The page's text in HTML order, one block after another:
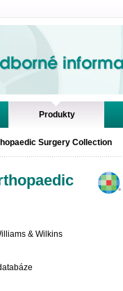
Online.
Produkty
Surgery Collection
& Wilkins